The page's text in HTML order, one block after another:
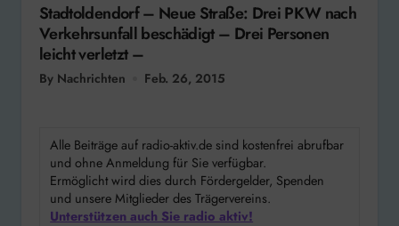
Stadtoldendorf – Neue Straße: Drei PKW nach
Verkehrsunfall beschädigt – Drei Personen
leicht verletzt –
By Nachrichten Feb. 26, 2015
Alle Beiträge auf radio-aktiv.de sind kostenfrei abrufbar
und ohne Anmeldung für Sie verfügbar.
Ermöglicht wird dies durch Fördergelder, Spenden
und unsere Mitglieder des Trägervereins.
Unterstützen auch Sie radio aktiv!